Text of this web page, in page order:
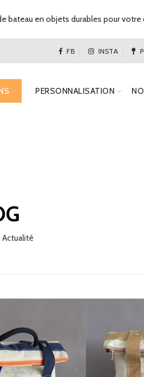
FB INSTA
PERSONNALISATION
Actualité
bateau en objets durables pour votre